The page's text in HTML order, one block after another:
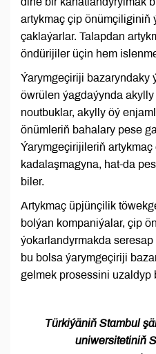
artykmaç çip önümçiliginiň
çaklaýarlar. Talapdan
öndürijiler üçin hem
Ýarymgeçiriji bazaryndaky
öwrülen ýagdaýynda
noutbuklar, akylly öý
önümleriň bahalary pese
Ýarymgeçirijileriň
kadalaşmagyna, hat-da
biler.
Artykmaç üpjünçilik
bolýan kompaniýalar, çip
ýokarlandyrmakda
bu bolsa ýarymgeçiriji
gelmek prosessini uzaldyp
Türkiýäniň Stambul
uniwersitetiniň